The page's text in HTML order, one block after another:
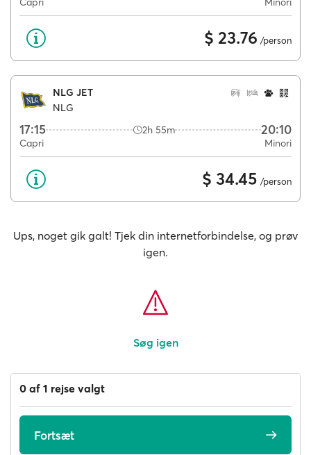
$ 23.76 /person
NLG JET
NLG
17:15 2h 55m 20:10
Capri Minori
$ 34.45 /person
Ups, noget gik galt! Tjek din internetforbindelse, og prøv
igen.
Søg igen
0 af 1 rejse valgt
Fortsæt